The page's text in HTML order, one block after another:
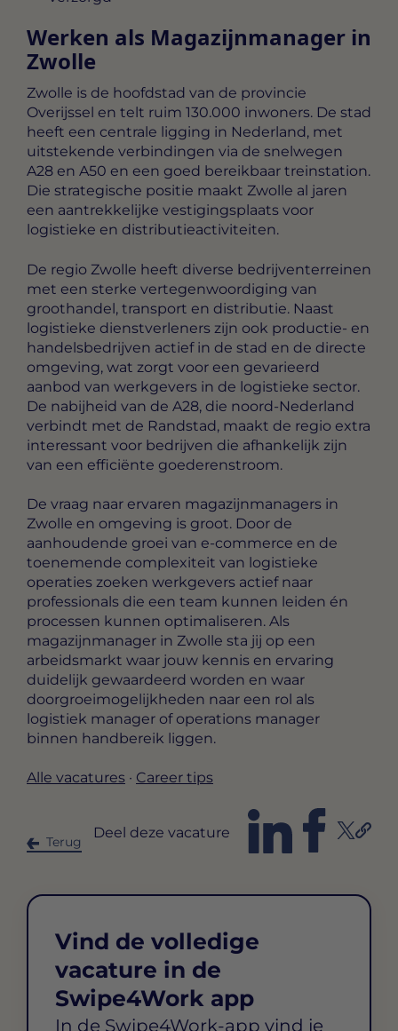
Werken als Magazijnmanager in
Zwolle
Zwolle is de hoofdstad van de provincie
Overijssel en telt ruim 130.000 inwoners. De stad
heeft een centrale ligging in Nederland, met
uitstekende verbindingen via de snelwegen
A28 en A50 en een goed bereikbaar treinstation.
Die strategische positie maakt Zwolle al jaren
een aantrekkelijke vestigingsplaats voor
logistieke en distributieactiviteiten.
De regio Zwolle heeft diverse bedrijventerreinen
met een sterke vertegenwoordiging van
groothandel, transport en distributie. Naast
logistieke dienstverleners zijn ook productie- en
handelsbedrijven actief in de stad en de directe
omgeving, wat zorgt voor een gevarieerd
aanbod van werkgevers in de logistieke sector.
De nabijheid van de A28, die noord-Nederland
verbindt met de Randstad, maakt de regio extra
interessant voor bedrijven die afhankelijk zijn
van een efficiënte goederenstroom.
De vraag naar ervaren magazijnmanagers in
Zwolle en omgeving is groot. Door de
aanhoudende groei van e-commerce en de
toenemende complexiteit van logistieke
operaties zoeken werkgevers actief naar
professionals die een team kunnen leiden én
processen kunnen optimaliseren. Als
magazijnmanager in Zwolle sta jij op een
arbeidsmarkt waar jouw kennis en ervaring
duidelijk gewaardeerd worden en waar
doorgroeimogelijkheden naar een rol als
logistiek manager of operations manager
binnen handbereik liggen.
Alle vacatures · Career tips
Terug
Deel deze vacature
Vind de volledige
vacature in de
Swipe4Work app
In de Swipe4Work-app vind je